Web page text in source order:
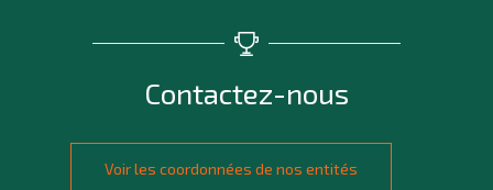
Contactez-nous
Voir les coordonnées de nos entités